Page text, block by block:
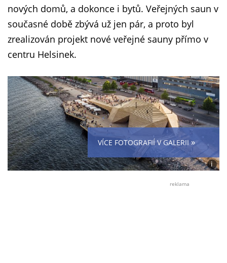
nových domů, a dokonce i bytů. Veřejných saun v
současné době zbývá už jen pár, a proto byl
zrealizován projekt nové veřejné sauny přímo v
centru Helsinek.
VÍCE FOTOGRAFIÍ V GALERII»
i
Foto:
reklama